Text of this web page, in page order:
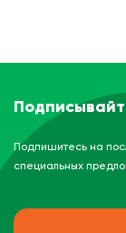
Подпишитесь на
специальных